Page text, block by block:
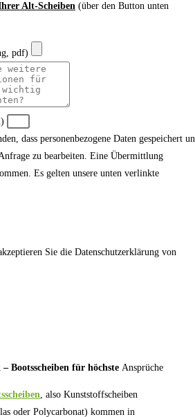
Alt-Scheiben (über den Button unten
pdf)
dass personenbezogene Daten gespeichert
zu bearbeiten. Eine Übermittlung
Es gelten unsere unten verlinkte
Sie die Datenschutzerklärung von
Bootsscheiben für höchste Ansprüche
, also Kunststoffscheiben
oder Polycarbonat) kommen in